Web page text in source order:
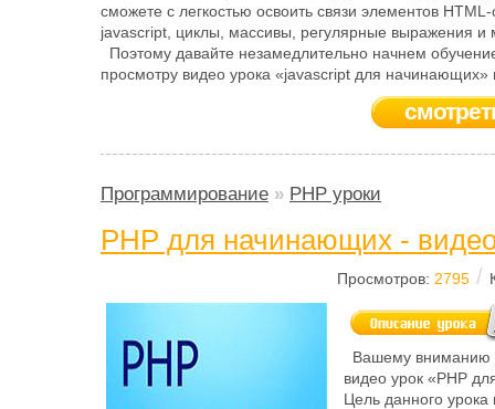
сможете с легкостью освоить связи элементов
javascript, циклы, массивы, регулярные выражения и
Поэтому давайте незамедлительно начнем
просмотру видео урока «javascript для
Программирование » PHP уроки
PHP для начинающих -
Просмотров: 2795 /
Вашему вниманию
видео урок «PHP
Цель данного урока